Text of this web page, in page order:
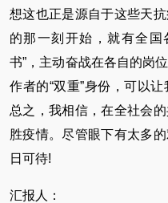
想这也正是源自于这些天
的那一刻开始，就有全国
书”，主动奋战在各自的岗
作者的“双重”身份，可以
总之，我相信，在全社会
胜疫情。尽管眼下有太多
日可待!
汇报人：